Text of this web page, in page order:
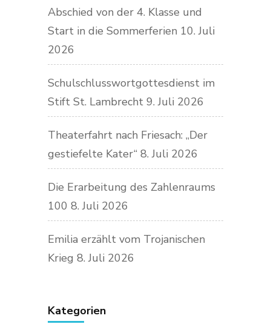
Abschied von der 4. Klasse und
Start in die Sommerferien 10. Juli
2026
Schulschlusswortgottesdienst im
Stift St. Lambrecht 9. Juli 2026
Theaterfahrt nach Friesach: „Der
gestiefelte Kater“ 8. Juli 2026
Die Erarbeitung des Zahlenraums
100 8. Juli 2026
Emilia erzählt vom Trojanischen
Krieg 8. Juli 2026
Kategorien